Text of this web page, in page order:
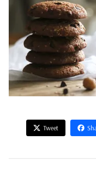
Tweet